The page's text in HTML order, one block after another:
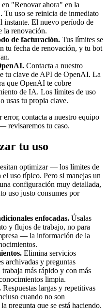
"Renovar ahora" en la
uso se reinicia de inmediato
instante. El nuevo período de
la renovación.
de facturación. Tus límites se
tu fecha de renovación, y tu bot
Contacta a nuestro
tu clave de API de OpenAI. La
que OpenAI te cobre
de IA. Los límites de uso
usas tu propia clave.
error, contacta a nuestro equipo
revisaremos tu caso.
tu uso
optimizar — los límites de
uso típico. Pero si manejas un
configuración muy detallada,
uso justo consumes por
enfocadas. Úsalas
y flujos de trabajo, no para
— la información de la
Elimina servicios
archivadas y preguntas
más rápido y con más
limpia.
Respuestas largas y repetitivas
cuando no son
pregunta que se está haciendo.